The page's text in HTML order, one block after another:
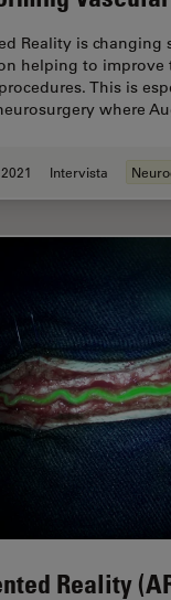
for Reconstructive
Reality is changing
helping to improve
This is
where
Intervista
Reality